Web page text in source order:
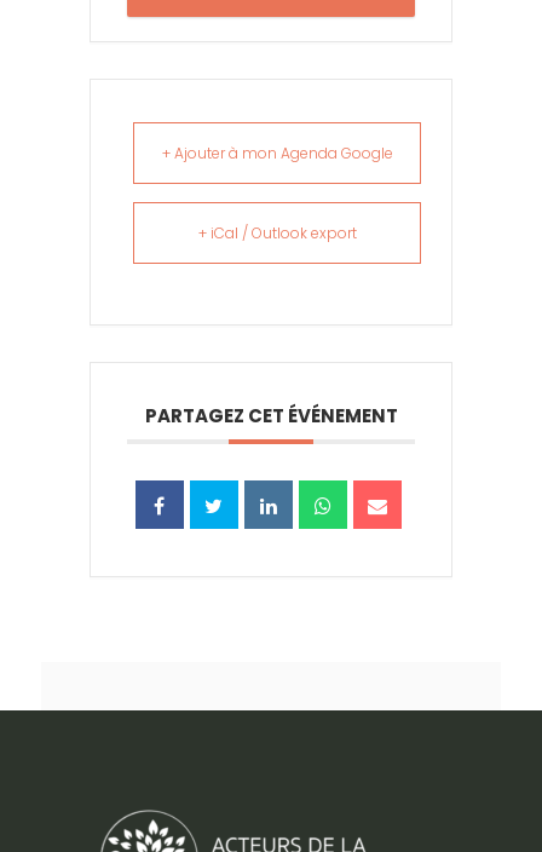
+ Ajouter à mon Agenda Google
+ iCal / Outlook export
PARTAGEZ CET ÉVÉNEMENT